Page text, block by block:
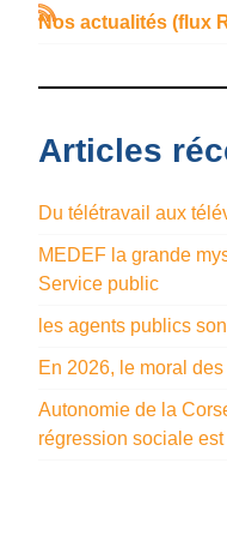
Nos actualités (flux
Articles
Du télétravail aux
MEDEF la grande
Service public
les agents publics
En 2026, le moral
Autonomie de la
régression sociale